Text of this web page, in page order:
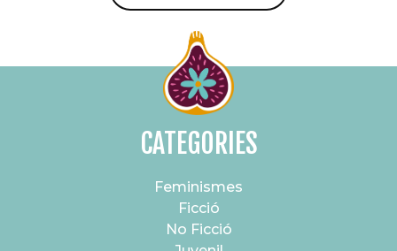
CATEGORIES
Feminismes
Ficció
No Ficció